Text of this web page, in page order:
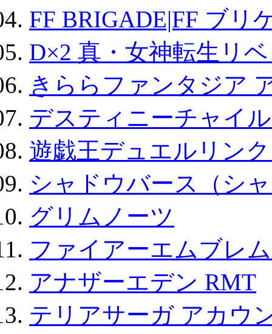
FF BRIGADE|FF ブリ
D×2 真・女神転生リ
きららファンタジア
デスティニーチャイ
遊戯王デュエルリン
シャドウバース（シ
グリムノーツ
ファイアーエムブレ
アナザーエデン RMT
テリアサーガ アカウ